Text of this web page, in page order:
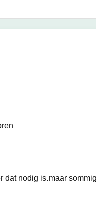
dat nodig is.maar